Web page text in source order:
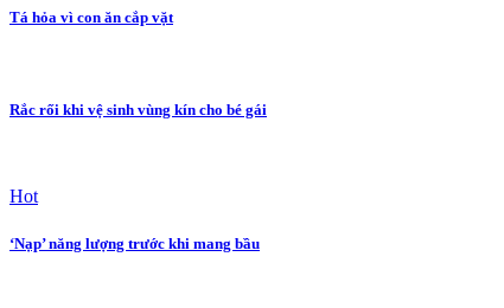
Tá hỏa vì con ăn cắp vặt
Rắc rối khi vệ sinh vùng kín cho bé gái
Hot
‘Nạp’ năng lượng trước khi mang bầu